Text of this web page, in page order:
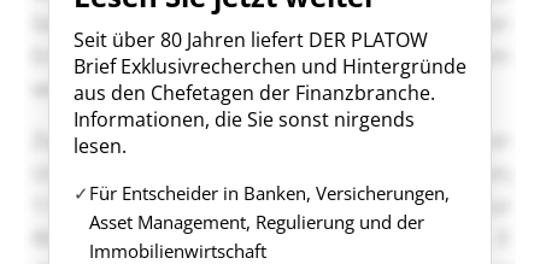
Seit über 80 Jahren liefert DER PLATOW
Brief Exklusivrecherchen und Hintergründe
aus den Chefetagen der Finanzbranche.
Informationen, die Sie sonst nirgends
lesen.
Für Entscheider in Banken, Versicherungen,
Asset Management, Regulierung und der
Immobilienwirtschaft